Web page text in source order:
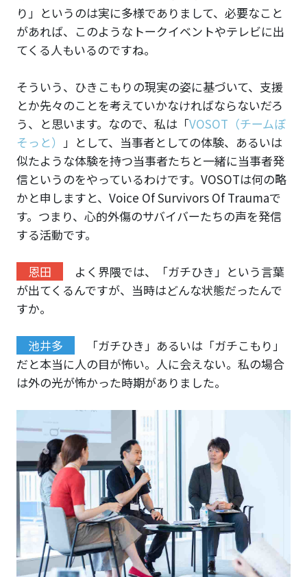
り」というのは実に多様でありまして、必要なこと
があれば、このようなトークイベントやテレビに出
てくる人もいるのですね。
そういう、ひきこもりの現実の姿に基づいて、支援
とか先々のことを考えていかなければならないだろ
う、と思います。なので、私は「VOSOT（チームぼ
そっと）
」として、当事者としての体験、あるいは
似たような体験を持つ当事者たちと一緒に当事者発
信というのをやっているわけです。VOSOTは何の略
かと申しますと、Voice Of Survivors Of Traumaで
す。つまり、心的外傷のサバイバーたちの声を発信
する活動です。
恩田
よく界隈では、「ガチひき」という言葉
が出てくるんですが、当時はどんな状態だったんで
すか。
池井多
「ガチひき」あるいは「ガチこもり」
だと本当に人の目が怖い。人に会えない。私の場合
は外の光が怖かった時期がありました。